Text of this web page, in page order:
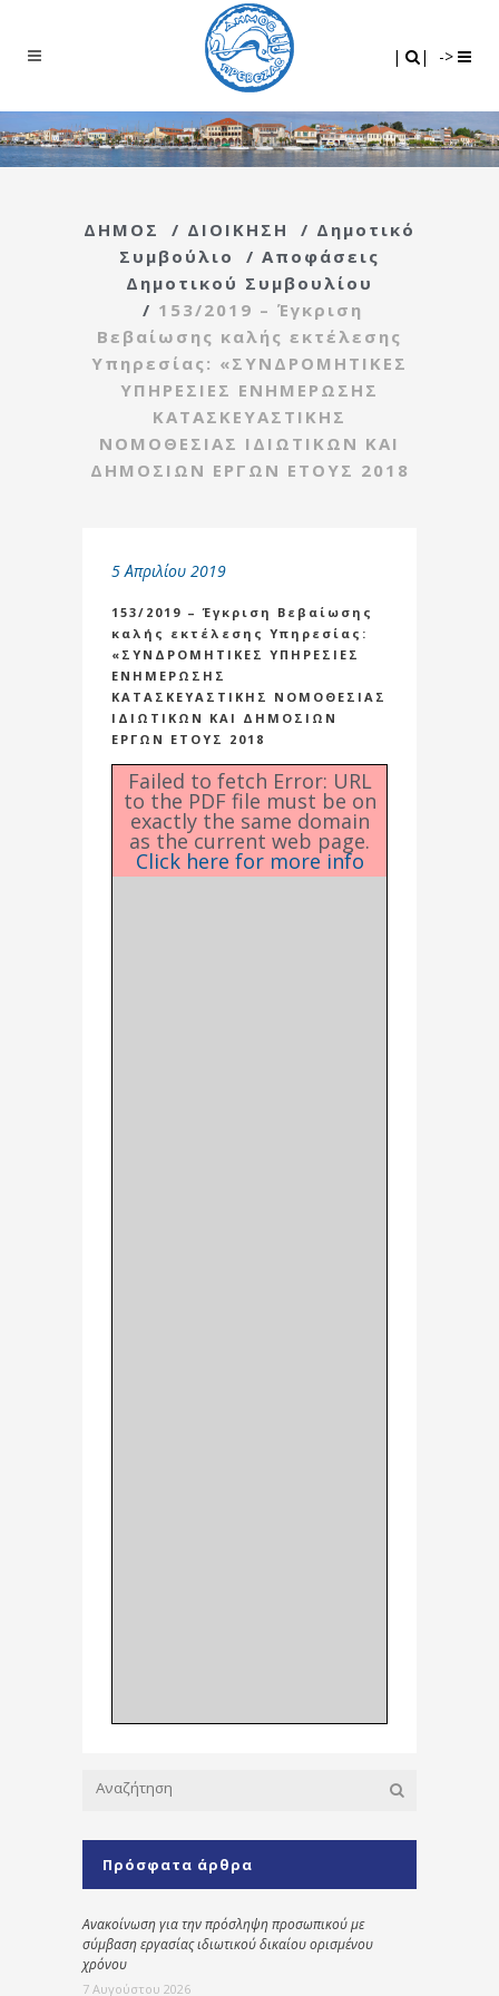
| | ->
ΔΗΜΟΣ / ΔΙΟΙΚΗΣΗ / Δημοτικό
Συμβούλιο
/ Αποφάσεις
Δημοτικού Συμβουλίου
/ 153/2019 – Έγκριση
Βεβαίωσης καλής εκτέλεσης
Υπηρεσίας: «ΣΥΝΔΡΟΜΗΤΙΚΕΣ
ΥΠΗΡΕΣΙΕΣ ΕΝΗΜΕΡΩΣΗΣ
ΚΑΤΑΣΚΕΥΑΣΤΙΚΗΣ
ΝΟΜΟΘΕΣΙΑΣ ΙΔΙΩΤΙΚΩΝ ΚΑΙ
ΔΗΜΟΣΙΩΝ ΕΡΓΩΝ ΕΤΟΥΣ 2018
5 Απριλίου 2019
153/2019 – Έγκριση Βεβαίωσης
καλής εκτέλεσης Υπηρεσίας:
«ΣΥΝΔΡΟΜΗΤΙΚΕΣ ΥΠΗΡΕΣΙΕΣ
ΕΝΗΜΕΡΩΣΗΣ
ΚΑΤΑΣΚΕΥΑΣΤΙΚΗΣ ΝΟΜΟΘΕΣΙΑΣ
ΙΔΙΩΤΙΚΩΝ ΚΑΙ ΔΗΜΟΣΙΩΝ
ΕΡΓΩΝ ΕΤΟΥΣ 2018
Failed to fetch Error: URL
to the PDF file must be on
exactly the same domain
as the current web page.
Click here for more info
Πρόσφατα άρθρα
Ανακοίνωση για την πρόσληψη προσωπικού με
σύμβαση εργασίας ιδιωτικού δικαίου ορισμένου
χρόνου
7 Αυγούστου 2026